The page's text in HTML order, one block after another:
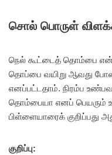
சொல் பொருள்
நெல் கூட்டைத் தொம்பை
தொப்பை வயிறு ஆவது
எனப்பட்டதாம். நிரம்ப
தொம்பையா எனப் பெயரும்
பிள்ளையாரைக் குறிப்பது
குறிப்பு: